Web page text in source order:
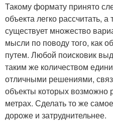
Такому формату принято
объекта легко рассчитать,
существует множество
мысли по поводу того, как
путем. Любой поисковик
таким же количеством
отличными решениями,
объекты которых возможно
метрах. Сделать то же
дороже и затруднительнее.